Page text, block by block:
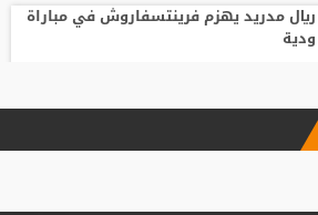
ريال مدريد يهزم فرينتسفاروش في مباراة
ودية
ليفربول يحسم صفقة أراخو لاعب برشلونة